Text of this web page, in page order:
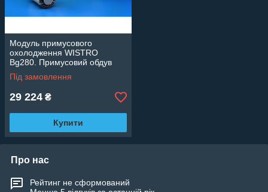
Модуль примусового
охолодження WISTRO
Bg280. Примусовий обдув
двигуна.
Під замовлення
29 224 ₴
Купити
Про нас
Рейтинг не сформований